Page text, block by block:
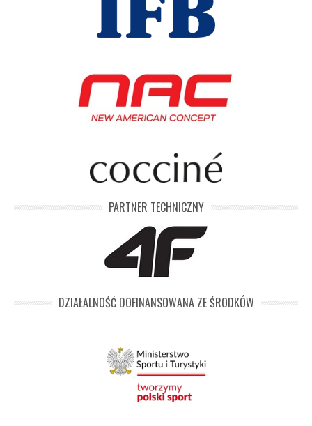
PARTNER TECHNICZNY
DZIAŁALNOŚĆ DOFINANSOWANA ZE ŚRODKÓW